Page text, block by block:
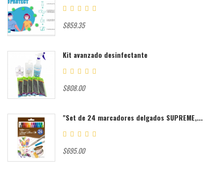
$859.35
Kit avanzado desinfectante
$808.00
"Set de 24 marcadores delgados SUPREME,...
$695.00